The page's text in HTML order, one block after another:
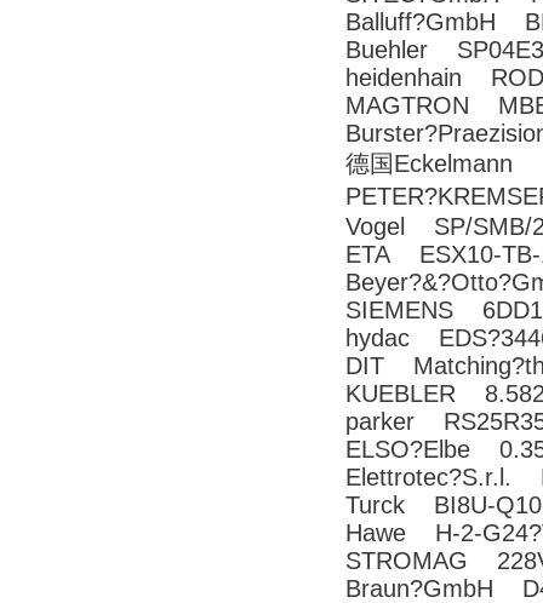
Balluff?GmbH
Buehler SP04E3
heidenhain
MAGTRON
德国Eckelmann
Vogel SP/SMB/
ETA ESX10-TB-
SIEMENS
hydac
DIT
KUEBLER
parker
ELSO?Elbe
Elettrotec?S.r.l.
Turck BI8U-
Hawe H-2-
STROMAG
Braun?GmbH